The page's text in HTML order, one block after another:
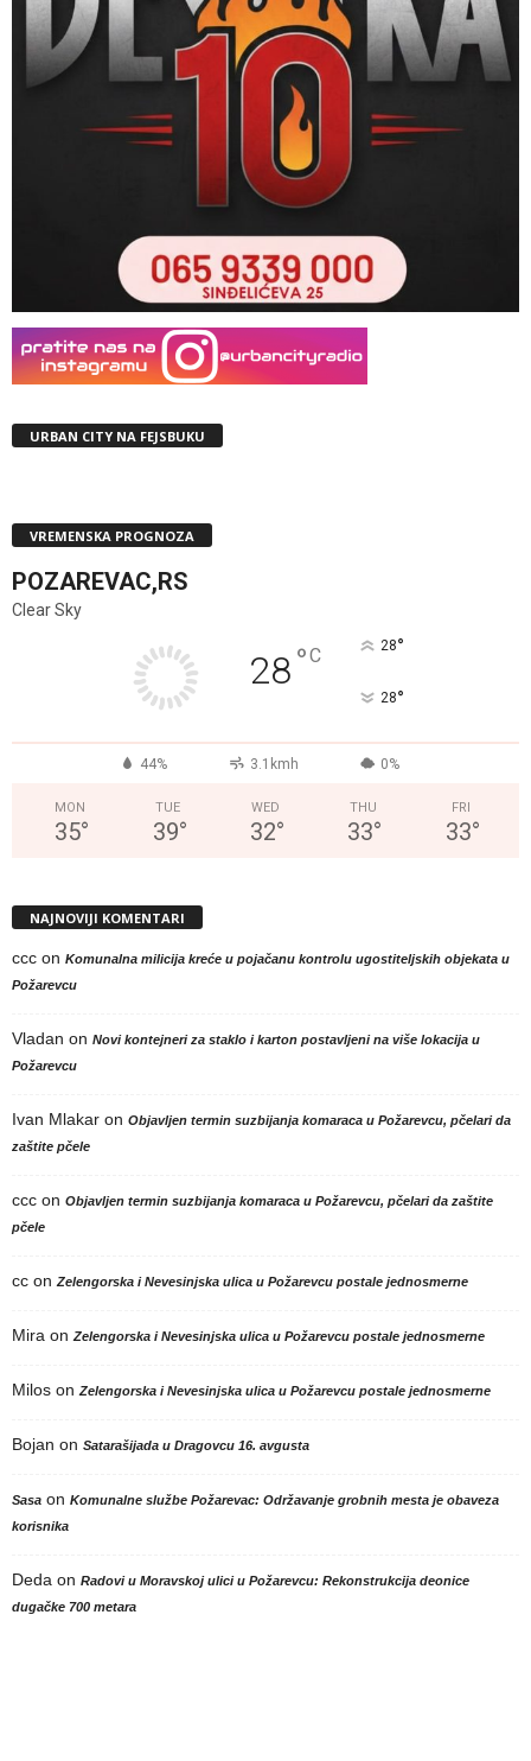
URBAN CITY NA FEJSBUKU
VREMENSKA PROGNOZA
POZAREVAC,RS
Clear Sky
28°C 28°
28°
44% 3.1kmh 0%
MON
35°
TUE
39°
WED
32°
THU
33°
FRI
33°
NAJNOVIJI KOMENTARI
ccc on Komunalna milicija kreće u pojačanu kontrolu ugostiteljskih objekata u
Požarevcu
Vladan on Novi kontejneri za staklo i karton postavljeni na više lokacija u
Požarevcu
Ivan Mlakar on Objavljen termin suzbijanja komaraca u Požarevcu, pčelari da
zaštite pčele
ccc on Objavljen termin suzbijanja komaraca u Požarevcu, pčelari da zaštite
pčele
cc onZelengorska i Nevesinjska ulica u Požarevcu postale jednosmerne
Mira onZelengorska i Nevesinjska ulica u Požarevcu postale jednosmerne
Milos onZelengorska i Nevesinjska ulica u Požarevcu postale jednosmerne
Bojan on Satarašijada u Dragovcu 16. avgusta
Sasa on Komunalne službe Požarevac: Održavanje grobnih mesta je obaveza
korisnika
Deda on Radovi u Moravskoj ulici u Požarevcu: Rekonstrukcija deonice
dugačke 700 metara